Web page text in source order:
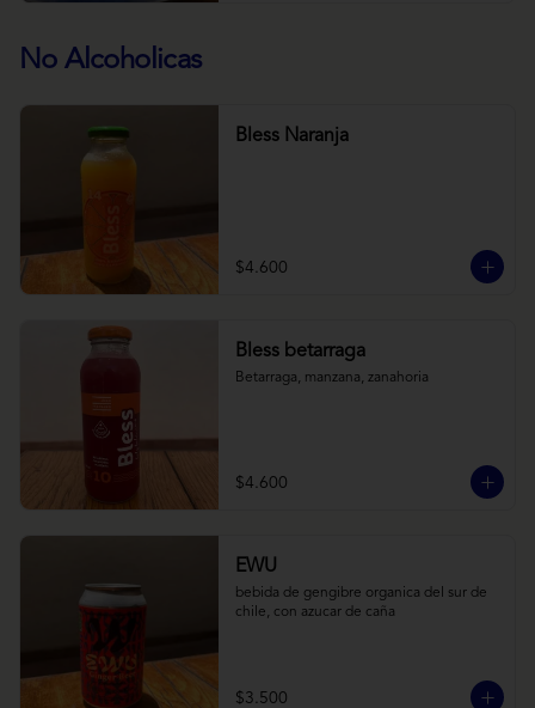
No Alcoholicas
Bless Naranja
$4.600
Bless betarraga
Betarraga, manzana, zanahoria
$4.600
EWU
bebida de gengibre organica del sur de
chile, con azucar de caña
$3.500